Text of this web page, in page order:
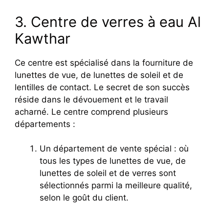
3. Centre de verres à eau Al
Kawthar
Ce centre est spécialisé dans la fourniture de
lunettes de vue, de lunettes de soleil et de
lentilles de contact. Le secret de son succès
réside dans le dévouement et le travail
acharné. Le centre comprend plusieurs
départements :
Un département de vente spécial : où
tous les types de lunettes de vue, de
lunettes de soleil et de verres sont
sélectionnés parmi la meilleure qualité,
selon le goût du client.